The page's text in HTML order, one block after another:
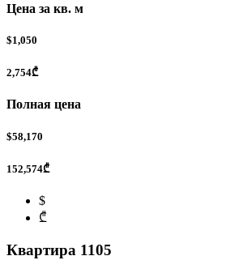
Цена за кв. м
$1,050
2,754₾
Полная цена
$58,170
152,574₾
$
₾
Квартира 1105